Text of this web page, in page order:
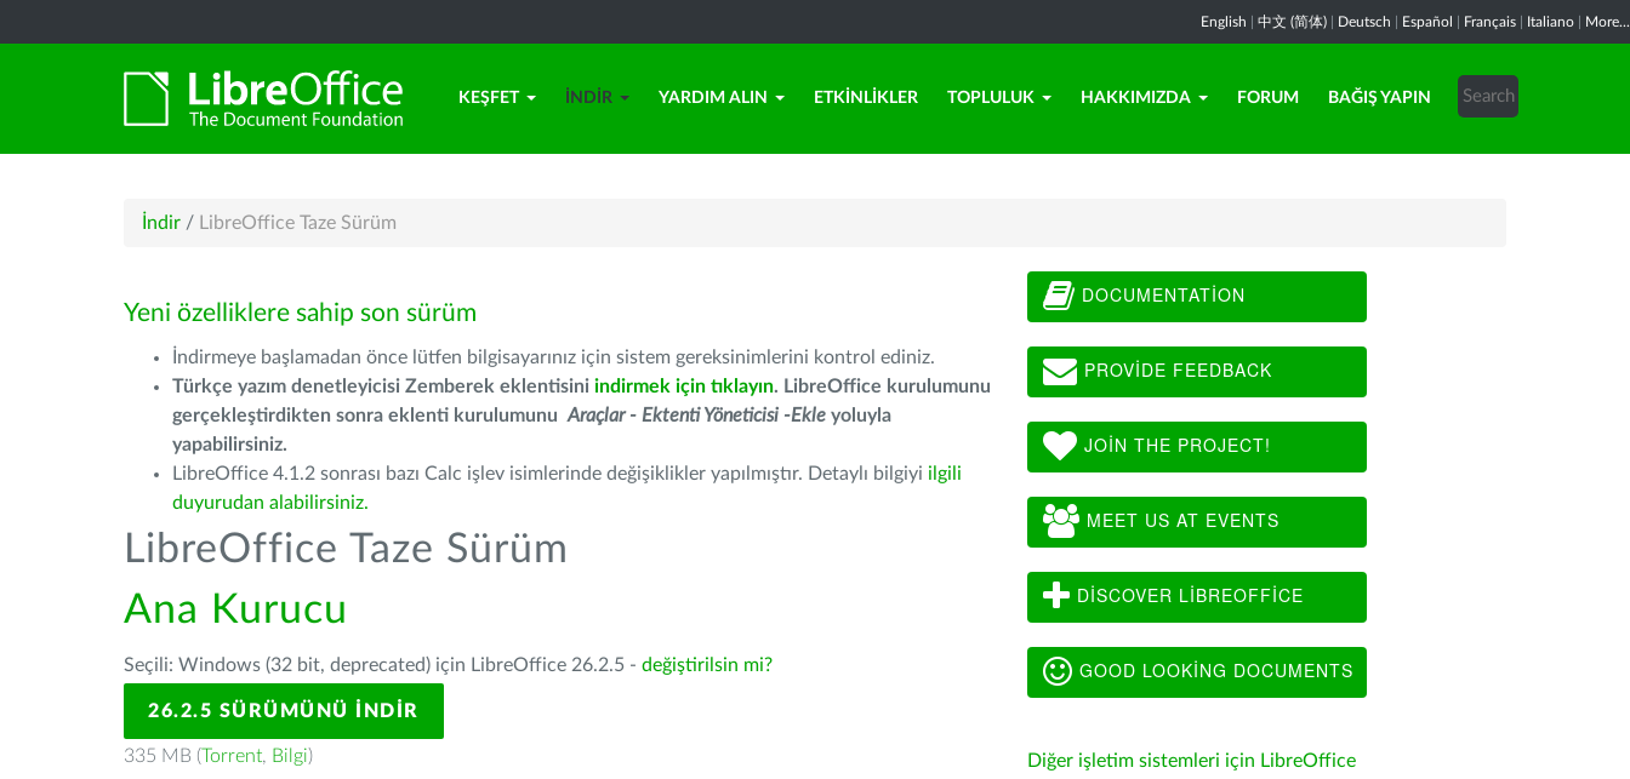
English 中文 (简体) Deutsch Español Français Italiano More...
KEŞFET İNDIR YARDIM ALIN ETKINLIKLER TOPLULUK HAKKIMIZDA FORUM BAĞIŞ YAPIN
İndir / LibreOffice Taze Sürüm
Yeni özelliklere sahip son sürüm
İndirmeye başlamadan önce lütfen bilgisayarınız için sistem gereksinimlerini kontrol ediniz.
Türkçe yazım denetleyicisi Zemberek eklentisini indirmek için tıklayın. LibreOffice kurulumunu
gerçekleştirdikten sonra eklenti kurulumunu Araçlar - Ektenti Yöneticisi -Ekle yoluyla
yapabilirsiniz.
LibreOffice 4.1.2 sonrası bazı Calc işlev isimlerinde değişiklikler yapılmıştır. Detaylı bilgiyi ilgili
duyurudan alabilirsiniz.
LibreOffice Taze Sürüm
Ana Kurucu
Seçili: Windows (32 bit, deprecated) için LibreOffice 26.2.5 - değiştirilsin mi?
26.2.5 SÜRÜMÜNÜ İNDIR
335 MB (Torrent, Bilgi)
DOCUMENTATION
PROVIDE FEEDBACK
JOIN THE PROJECT!
MEET US AT EVENTS
DISCOVER LIBREOFFICE
GOOD LOOKING DOCUMENTS
Diğer işletim sistemleri için LibreOffice